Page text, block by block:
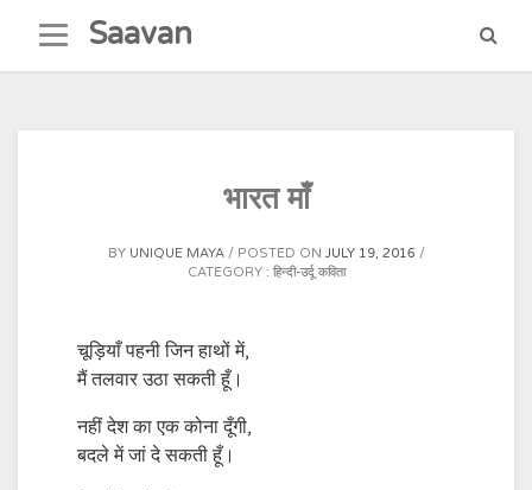
content
Saavan
भारत माँ
BY UNIQUE MAYA POSTED ON JULY 19, 2016
CATEGORY : हिन्दी-उर्दू कविता
चूड़ियाँ पहनी जिन हाथों में,
मैं तलवार उठा सकती हूँ।
नहीं देश का एक कोना दूँगी,
बदले में जां दे सकती हूँ।